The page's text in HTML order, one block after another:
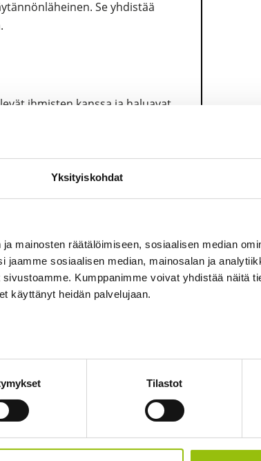
Yksityiskohdat
mainosten räätälöimiseen, sosiaalisen median
jaamme sosiaalisen median, mainosalan ja
Kumppanimme voivat yhdistää näitä
käyttänyt heidän palvelujaan.
Tilastot
Se yhdistää
ihmisten kanssa ja haluavat
muutoksesta, esimerkiksi:
kehittymisen
(Eevi Vuoristo)
luominen (Niina